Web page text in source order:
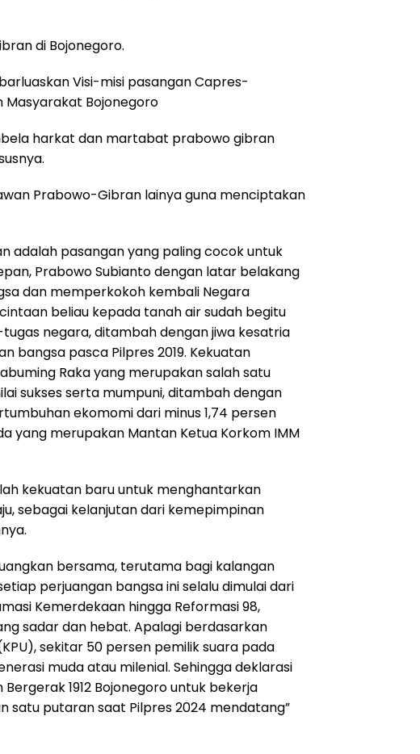
di Bojonegoro.
Visi-misi pasangan Capres-
Bojonegoro
harkat dan martabat prabowo gibran
Prabowo-Gibran lainya guna menciptakan
adalah pasangan yang paling cocok untuk
Prabowo Subianto dengan latar belakang
dan memperkokoh kembali Negara
beliau kepada tanah air sudah begitu
negara, ditambah dengan jiwa kesatria
bangsa pasca Pilpres 2019. Kekuatan
Raka yang merupakan salah satu
sukses serta mumpuni, ditambah dengan
ekomomi dari minus 1,74 persen
yang merupakan Mantan Ketua Korkom IMM
kekuatan baru untuk menghantarkan
sebagai kelanjutan dari kemepimpinan
bersama, terutama bagi kalangan
perjuangan bangsa ini selalu dimulai dari
Kemerdekaan hingga Reformasi 98,
sadar dan hebat. Apalagi berdasarkan
sekitar 50 persen pemilik suara pada
muda atau milenial. Sehingga deklarasi
1912 Bojonegoro untuk bekerja
satu putaran saat Pilpres 2024 mendatang”